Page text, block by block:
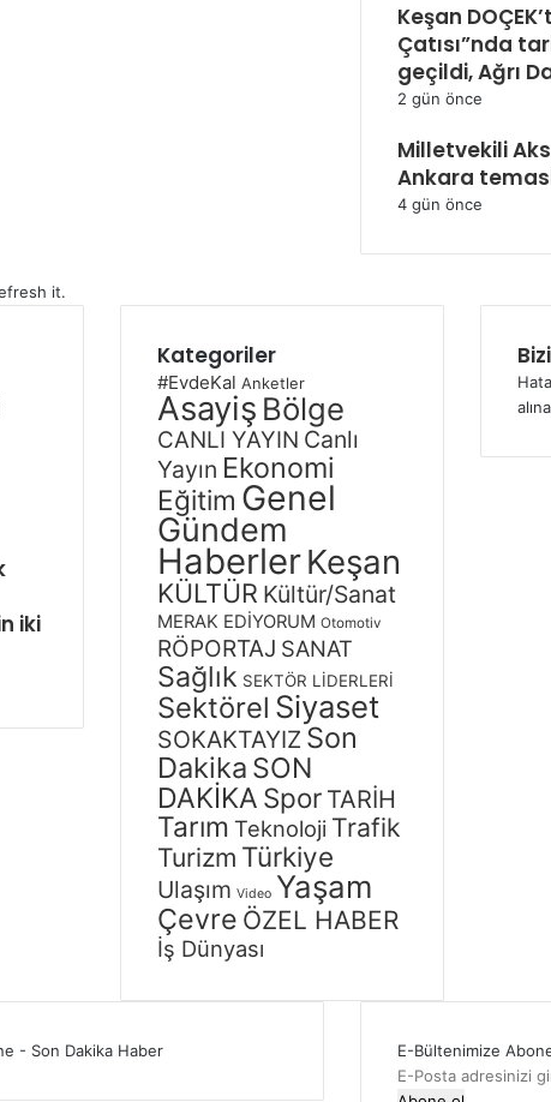
Keşan
Çatısı”nda
geçildi, Ağrı
2 gün önce
Milletvekili
Ankara
4 gün önce
it.
iki
Kategoriler
#EvdeKal Anketler
Asayiş Bölge
CANLI YAYIN Canlı
Yayın Ekonomi
Eğitim Genel
Gündem
HaberlerKeşan
KÜLTÜR Kültür/Sanat
MERAK EDİYORUM Otomotiv
RÖPORTAJ SANAT
Sağlık SEKTÖR LİDERLERİ
Sektörel Siyaset
SOKAKTAYIZ Son
Dakika SON
DAKİKA Spor TARİH
Tarım Teknoloji Trafik
Turizm Türkiye
Ulaşım Video Yaşam
Çevre ÖZEL HABER
İş Dünyası
- Son Dakika Haber
E-Bültenimize
E-